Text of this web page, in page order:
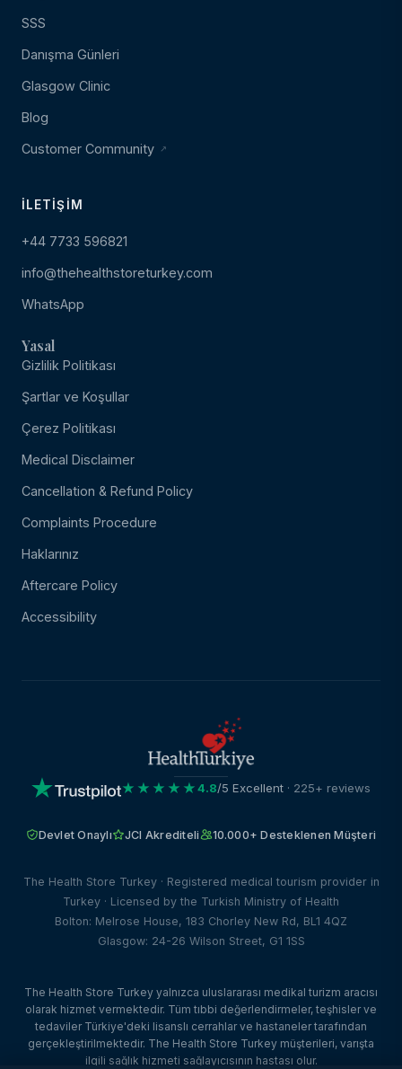
SSS
Danışma Günleri
Glasgow Clinic
Blog
Customer Community
İLETIŞIM
+44 7733 596821
info@thehealthstoreturkey.com
WhatsApp
Yasal
Gizlilik Politikası
Şartlar ve Koşullar
Çerez Politikası
Medical Disclaimer
Cancellation & Refund Policy
Complaints Procedure
Haklarınız
Aftercare Policy
Accessibility
★★★★★4.8/5 Excellent · 225+ reviews
Devlet Onaylı JCI Akrediteli 10.000+ Desteklenen Müşteri
The Health Store Turkey · Registered medical tourism provider in
Turkey · Licensed by the Turkish Ministry of Health
Bolton: Melrose House, 183 Chorley New Rd, BL1 4QZ
Glasgow: 24-26 Wilson Street, G1 1SS
The Health Store Turkey yalnızca uluslararası medikal turizm aracısı
olarak hizmet vermektedir. Tüm tıbbi değerlendirmeler, teşhisler ve
tedaviler Türkiye'deki lisanslı cerrahlar ve hastaneler tarafından
gerçekleştirilmektedir. The Health Store Turkey müşterileri, varışta
ilgili sağlık hizmeti sağlayıcısının hastası olur.